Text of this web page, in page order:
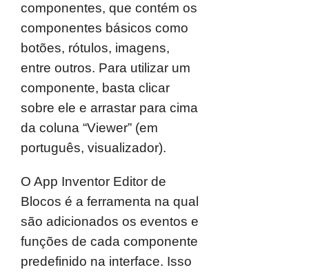
componentes, que contém os
componentes básicos como
botões, rótulos, imagens,
entre outros. Para utilizar um
componente, basta clicar
sobre ele e arrastar para cima
da coluna “Viewer” (em
português, visualizador).
O App Inventor Editor de
Blocos é a ferramenta na qual
são adicionados os eventos e
funções de cada componente
predefinido na interface. Isso